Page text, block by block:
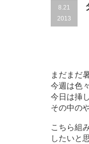
8.21
2013
まだまだ
今週は色
今日は挿
その中の
こちら組
したいと